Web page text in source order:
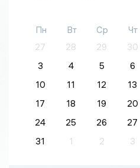
Пн Вт Ср Чт
27
28 29 30
3
4 5 6
10
11 12 13
17
18 19 20
24
25 26 27
31
1 2 3